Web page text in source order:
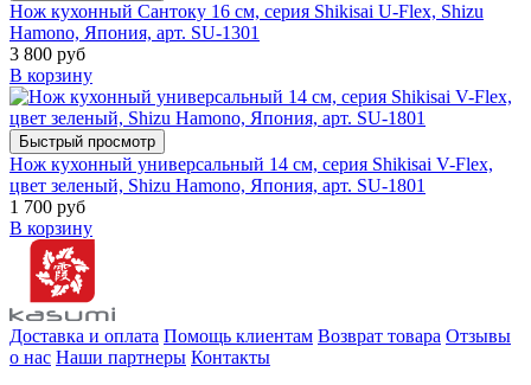
Нож кухонный Сантоку 16 см, серия Shikisai U-Flex, Shizu
Hamono, Япония, арт. SU-1301
3 800 руб
В корзину
Быстрый просмотр
Нож кухонный универсальный 14 см, серия Shikisai V-Flex,
цвет зеленый, Shizu Hamono, Япония, арт. SU-1801
1 700 руб
В корзину
Доставка и оплата Помощь клиентам Возврат товара Отзывы
о нас Наши партнеры Контакты